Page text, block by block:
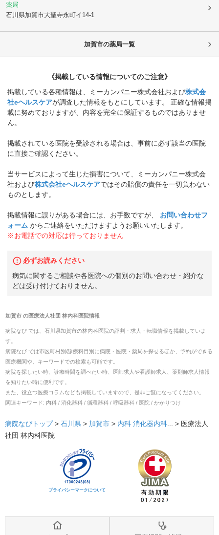
薬局
石川県加賀市大聖寺永町イ14-1
加賀市の薬局一覧
《掲載している情報についてのご注意》
掲載している各種情報は、ミーカンパニー株式会社および株式会
社eヘルスケアが調査した情報をもとにしています。 正確な情報掲
載に努めておりますが、内容を完全に保証するものではありませ
ん。
掲載されている医院を受診される場合は、事前に必ず該当の医院
に直接ご確認ください。
当サービスによって生じた損害について、ミーカンパニー株式会
社および株式会社eヘルスケアではその賠償の責任を一切負わない
ものとします。
掲載情報に誤りがある場合には、お手数ですが、
お問い合わせフ
ォーム からご連絡をいただけますようお願いいたします。
※お電話での対応は行っておりません
必ずお読みください
病気に関するご相談や各医院への個別のお問い合わせ・紹介な
どは受け付けておりません。
加賀市の医療法人社団 林内科医院情報
病院なび では、 石川県加賀市の林内科医院の評判・求人・転職情報を掲載していま
す。
病院なび では市区町村別/診療科目別に病院・医院・薬局を探せるほか、予約ができる
医療機関や、キーワードでの検索も可能です。
病院を探したい時、診療時間を調べたい時、医師求人や看護師求人、薬剤師求人情報
を知りたい時に便利です。
また、役立つ医療コラムなども掲載していますので、是非ご覧になってください。
関連キーワード: 内科 / 消化器科 / 循環器科 / 呼吸器科 / 医院 / かかりつけ
病院なびトップ > 石川県 > 加賀市 > 内科 消化器内科... > 医療法人
社団 林内科医院
プライバシーマークについて